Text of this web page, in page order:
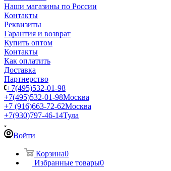
Наши магазины по России
Контакты
Реквизиты
Гарантия и возврат
Купить оптом
Контакты
Как оплатить
Доставка
Партнерство
+7(495)532-01-98
+7(495)532-01-98Москва
+7 (916)663-72-62Москва
+7(930)797-46-14Тула
Войти
Корзина0
Избранные товары0